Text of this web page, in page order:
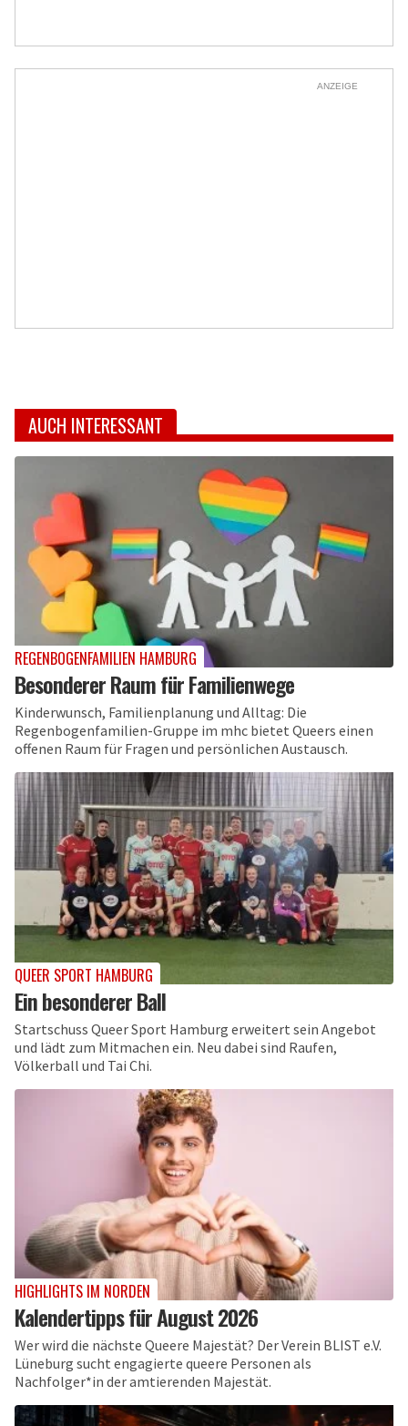
ANZEIGE
AUCH INTERESSANT
REGENBOGENFAMILIEN HAMBURG
Besonderer Raum für Familienwege
Kinderwunsch, Familienplanung und Alltag: Die
Regenbogenfamilien-Gruppe im mhc bietet Queers einen
offenen Raum für Fragen und persönlichen Austausch.
QUEER SPORT HAMBURG
Ein besonderer Ball
Startschuss Queer Sport Hamburg erweitert sein Angebot
und lädt zum Mitmachen ein. Neu dabei sind Raufen,
Völkerball und Tai Chi.
HIGHLIGHTS IM NORDEN
Kalendertipps für August 2026
Wer wird die nächste Queere Majestät? Der Verein BLIST e.V.
Lüneburg sucht engagierte queere Personen als
Nachfolger*in der amtierenden Majestät.